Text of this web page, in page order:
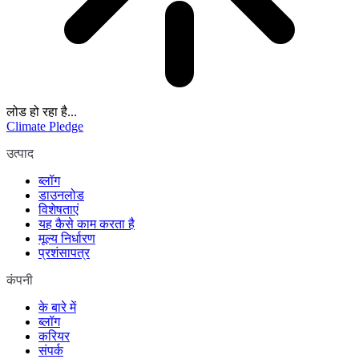
लोड हो रहा है...
Climate Pledge
उत्पाद
ब्लॉग
डाउनलोड
विशेषताएं
यह कैसे काम करता है
मूल्य निर्धारण
प्रशंसापत्र
कंपनी
के बारे में
ब्लॉग
करियर
संपर्क